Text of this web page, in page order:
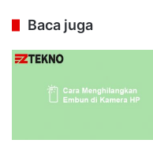
Baca juga